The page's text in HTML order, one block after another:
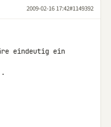
2009-02-16 17:42#1149392
eindeutig ein